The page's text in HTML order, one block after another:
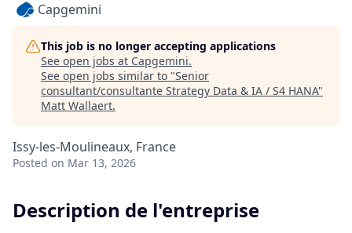
Capgemini
This job is no longer accepting applications
See open jobs at Capgemini.
See open jobs similar to "Senior
consultant/consultante Strategy Data & IA / S4 HANA"
Matt Wallaert.
Issy-les-Moulineaux, France
Posted on Mar 13, 2026
Description de l'entreprise